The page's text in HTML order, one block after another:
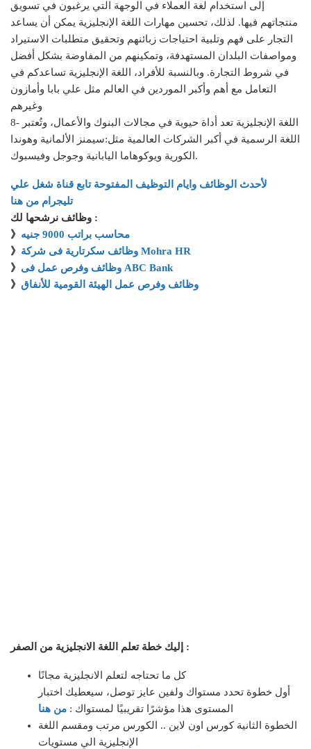
إلى استخدام لغة العملاء في الوجهة التي يرغبون في تسويق
منتجاتهم فيها. لذلك، تحسين مهارات اللغة الإنجليزية يمكن أن يساعد
التجار على فهم وتلبية احتياجات زبائنهم وتحقيق متطلبات الاستيراد
ومواصفات البلدان المستهدفة، وتمكينهم من المفاوضة بشكل أفضل
في شروط التجارة. وبالنسبة للأفراد، اللغة الإنجليزية تساعدكم في
التعامل مع أهم وأكبر الموردين في العالم مثل علي بابا وأمازون
وغيرهم
8- اللغة الإنجليزية تعد أداة حيوية في مجالات البنوك والأعمال، وتُعتبر
اللغة الرسمية في أكبر الشركات العالمية مثل:سيمنز الألمانية وهوندا
الكورية ويوكوهاما اليابانية وجوجل وفيسبوك.
لأحدث الوظائف وايام التوظيف المفتوحة تابع قناة شغل علي
تليجرام من هنا
وظائف نرشحها لك :
》
محاسب براتب 9000 جنيه
》
وظائف سكرتارية فى شركة Mohra HR
》
وظائف وفرص عمل فى ABC Bank
》 وظائف وفرص عمل الهيئة القومية للأنفاق
إليك خطة تعلم اللغة الانجليزية من الصفر :
كل ما تحتاجه لتعلم الانجليزية مجانًا
أول خطوة تحدد مستواك ولفين عايز توصل، سيعطيك اختبار
المستوى هذا مؤشرًا تقريبيًا لمستواك : من هنا
الخطوة الثانية كورس اون لاين .. الكورس مرتب ومقسم اللغة
الإنجليزية الي مستويات